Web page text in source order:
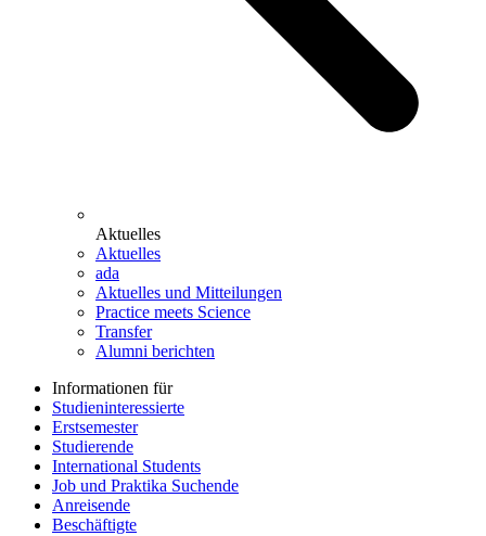
Aktuelles
Aktuelles
ada
Aktuelles und Mitteilungen
Practice meets Science
Transfer
Alumni berichten
Informationen für
Studieninteressierte
Erstsemester
Studierende
International Students
Job und Praktika Suchende
Anreisende
Beschäftigte